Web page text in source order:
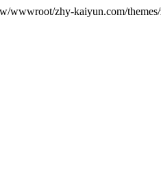
wwwroot/zhy-kaiyun.com/